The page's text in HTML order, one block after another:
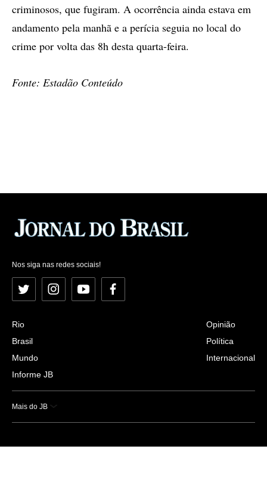
criminosos, que fugiram. A ocorrência ainda estava em
andamento pela manhã e a perícia seguia no local do
crime por volta das 8h desta quarta-feira.
Fonte: Estadão Conteúdo
Nos siga nas redes sociais!
Twitter InstagramYouTubeFacebook
Rio
Brasil
Mundo
Informe JB
Opinião
Política
Internacional
Mais do JB
Esportes